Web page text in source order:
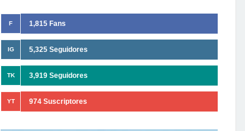
F 1,815 Fans
IG 5,325 Seguidores
TK 3,919 Seguidores
YT 974 Suscriptores